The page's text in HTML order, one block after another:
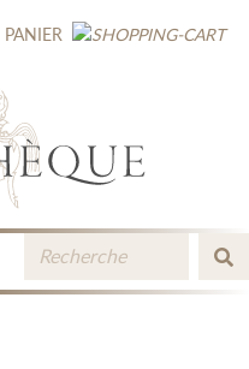
PANIER